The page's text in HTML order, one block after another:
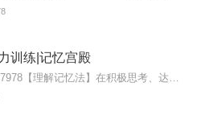
训练|记忆宫殿